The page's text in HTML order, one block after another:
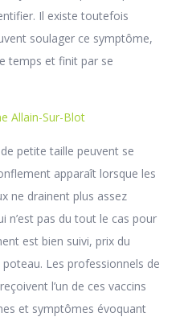
Il existe toutefois
soulager ce symptôme,
temps et finit par se
Allain-Sur-Blot
petite taille peuvent se
apparaît lorsque les
ne drainent plus assez
n’est pas du tout le cas pour
est bien suivi, prix du
Les professionnels de
l’un de ces vaccins
et symptômes évoquant